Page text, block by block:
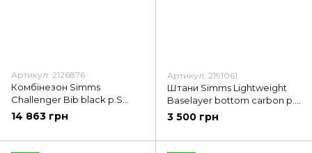
Артикул: 2126876
Комбінезон Simms
Challenger Bib black p.S
(2126876/12907-001-20)
14 863 грн
Артикул: 2191061
Штани Simms Lightweight
Baselayer bottom carbon p.S
(2191061/13311-003-20)
3 500 грн